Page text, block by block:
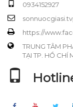
0934152927
https://
TRUNG TÂM
TẠI TP. HỒ CHÍ